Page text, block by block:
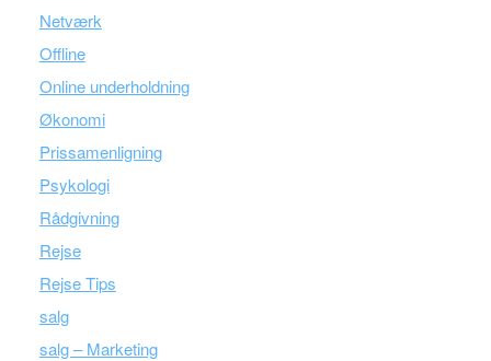
Netværk
Offline
Online underholdning
Økonomi
Prissamenligning
Psykologi
Rådgivning
Rejse
Rejse Tips
salg
salg – Marketing